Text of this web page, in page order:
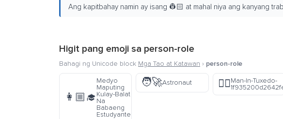
Ang kapitbahay namin ay isang 👷🏻 at mahal niya ang kanyang
Higit pang emoji sa person-role
Bahagi ng Unicode block Mga Tao at Katawan › person-role
👩🏼‍🎓
Medyo
Maputing
Kulay-Balat
Na
Babaeng
Estudyante
🧑‍🚀Astronaut 🤵‍♂️Man-In-Tuxedo-